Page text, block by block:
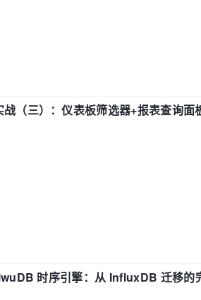
（三）：仪表板筛选器+报表查询面
时序引擎：从 InfluxDB 迁移的